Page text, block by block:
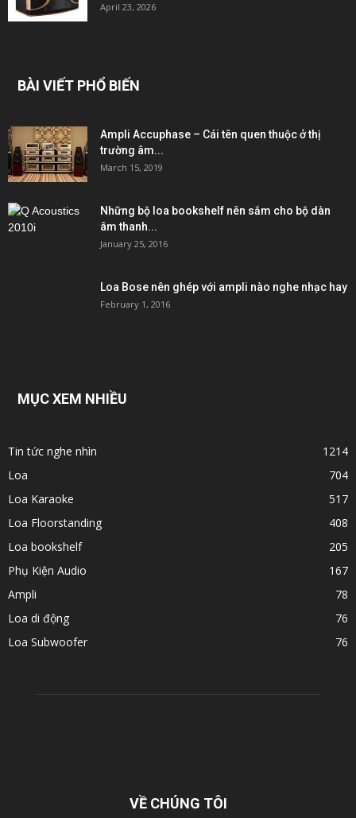
April 23, 2026
BÀI VIẾT PHỔ BIẾN
Ampli Accuphase – Cái tên quen thuộc ở thị
trường âm...
March 15, 2019
Những bộ loa bookshelf nên sắm cho bộ dàn
âm thanh...
January 25, 2016
Loa Bose nên ghép với ampli nào nghe nhạc hay
February 1, 2016
MỤC XEM NHIỀU
Tin tức nghe nhìn
1214
Loa
704
Loa Karaoke
517
Loa Floorstanding
408
Loa bookshelf
205
Phụ Kiện Audio
167
Ampli
78
Loa di động
76
Loa Subwoofer
76
VỀ CHÚNG TÔI